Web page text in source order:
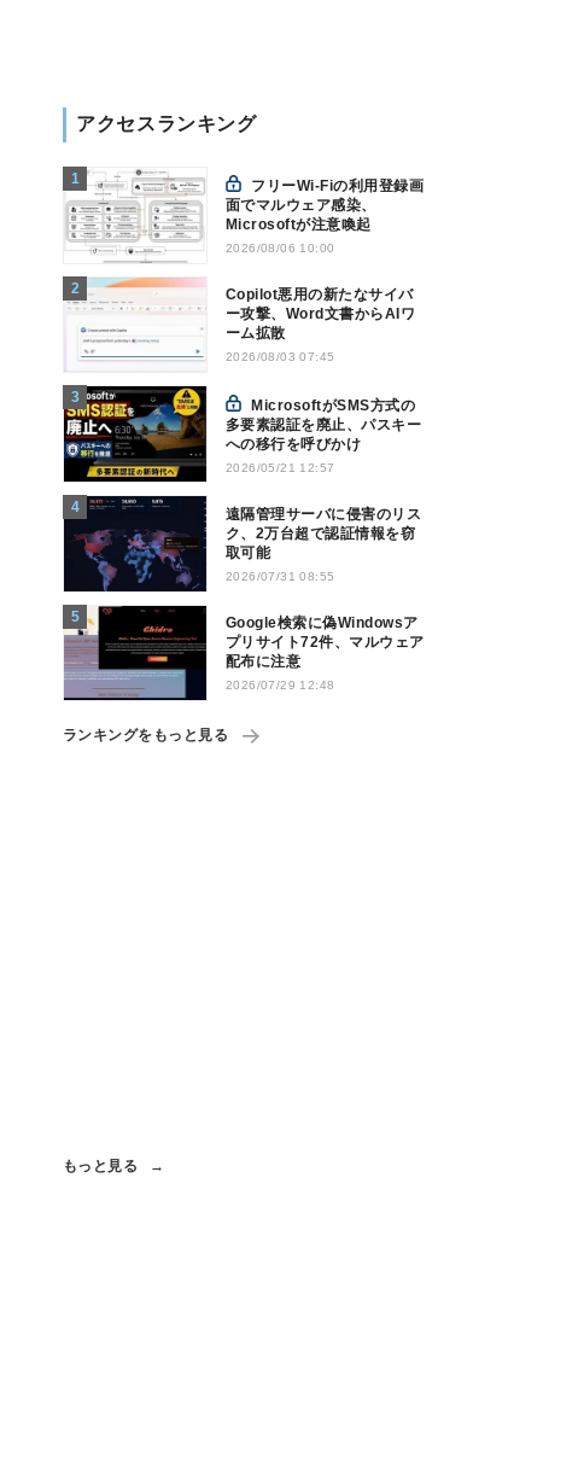
アクセスランキング
面でマルウェア感染、
Microsoftが注意喚起
2026/08/06 10:00
Copilot悪用の新たなサイバ
ー攻撃、Word文書からAIワ
ーム拡散
2026/08/03 07:45
MicrosoftがSMS方式の
多要素認証を廃止、パスキー
への移行を呼びかけ
2026/05/21 12:57
遠隔管理サーバに侵害のリス
ク、2万台超で認証情報を窃
取可能
2026/07/31 08:55
Google検索に偽Windowsア
プリサイト72件、マルウェア
配布に注意
2026/07/29 12:48
ランキングをもっと見る
もっと見る